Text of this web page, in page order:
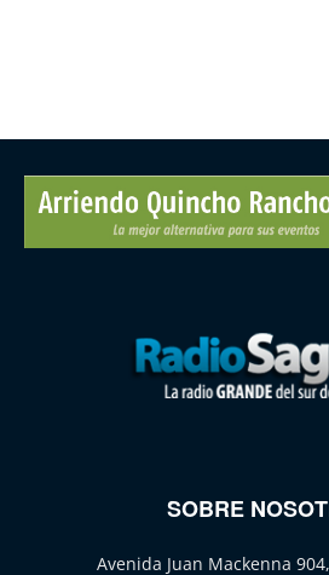
SOBRE
Avenida Juan Mackenna